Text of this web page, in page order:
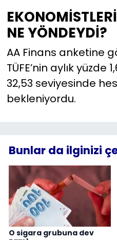
NE YÖNDEYDİ?
AA Finans anketine
TÜFE’nin aylık yüzde
32,53 seviyesinde
bekleniyordu.
Bunlar da ilginizi
O sigara grubuna dev